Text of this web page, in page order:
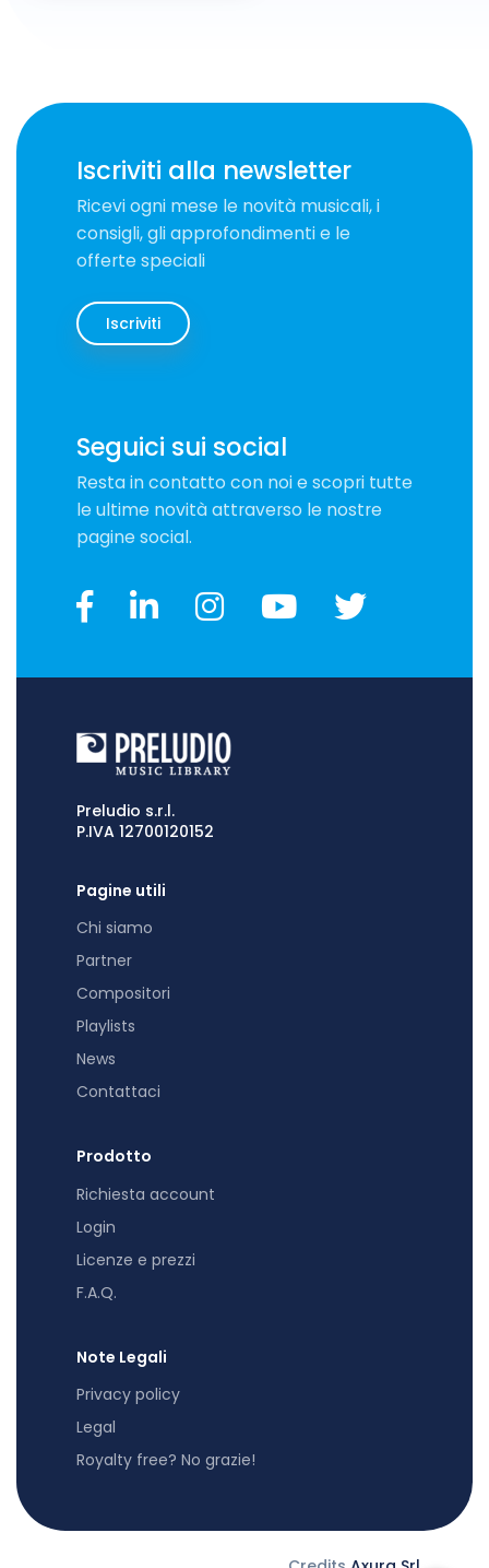
Iscriviti alla newsletter
Ricevi ogni mese le novità musicali, i
consigli, gli approfondimenti e le
offerte speciali
Iscriviti
Seguici sui social
Resta in contatto con noi e scopri tutte
le ultime novità attraverso le nostre
pagine social.
Preludio s.r.l.
P.IVA 12700120152
Pagine utili
Chi siamo
Partner
Compositori
Playlists
News
Contattaci
Prodotto
Richiesta account
Login
Licenze e prezzi
F.A.Q.
Note Legali
Privacy policy
Legal
Royalty free? No grazie!